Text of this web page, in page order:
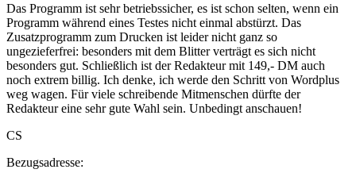
Das Programm ist sehr betriebssicher, es ist schon selten, wenn ein
Programm während eines Testes nicht einmal abstürzt. Das
Zusatzprogramm zum Drucken ist leider nicht ganz so
ungezieferfrei: besonders mit dem Blitter verträgt es sich nicht
besonders gut. Schließlich ist der Redakteur mit 149,- DM auch
noch extrem billig. Ich denke, ich werde den Schritt von Wordplus
weg wagen. Für viele schreibende Mitmenschen dürfte der
Redakteur eine sehr gute Wahl sein. Unbedingt anschauen!
CS
Bezugsadresse: